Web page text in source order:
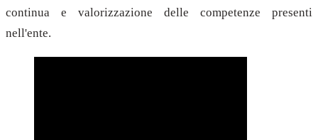
continua e valorizzazione delle competenze presenti
nell'ente.